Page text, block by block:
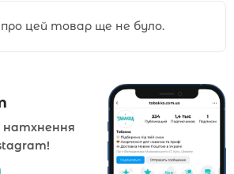
про цей товар ще не було.
натхнення